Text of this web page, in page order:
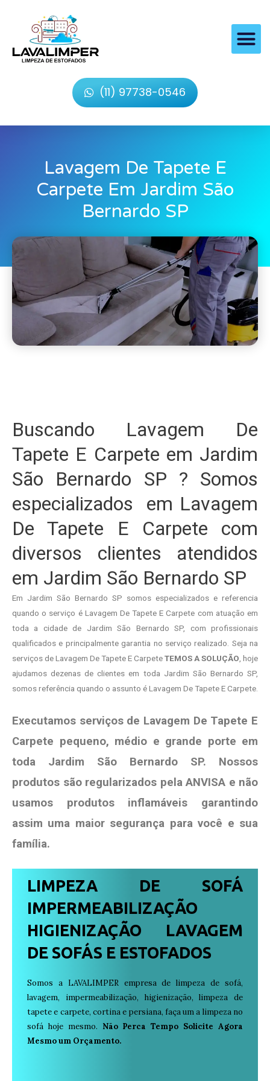
(11) 97738-0546
Lavagem De Tapete E
Carpete Em Jardim São
Bernardo SP
Buscando Lavagem De
Tapete E Carpete em Jardim
São Bernardo SP ? Somos
especializados em Lavagem
De Tapete E Carpete com
diversos clientes atendidos
em Jardim São Bernardo SP
Em Jardim São Bernardo SP somos especializados e referencia
quando o serviço é Lavagem De Tapete E Carpete com atuação em
toda a cidade de Jardim São Bernardo SP, com profissionais
qualificados e principalmente garantia no serviço realizado. Seja na
serviços de Lavagem De Tapete E CarpeteTEMOS A SOLUÇÃO , hoje
ajudamos dezenas de clientes em toda Jardim São Bernardo SP,
somos referência quando o assunto é Lavagem De Tapete E Carpete.
Executamos serviços de Lavagem De Tapete E
Carpete pequeno, médio e grande porte em
toda Jardim São Bernardo SP. Nossos
produtos são regularizados pela ANVISA e não
usamos produtos inflamáveis garantindo
assim uma maior segurança para você e sua
família.
LIMPEZA DE SOFÁ
IMPERMEABILIZAÇÃO
HIGIENIZAÇÃO LAVAGEM
DE SOFÁS E ESTOFADOS
Somos a LAVALIMPER empresa de limpeza de sofá,
lavagem, impermeabilização, higienização, limpeza de
tapete e carpete, cortina e persiana, faça um a limpeza no
sofá hoje mesmo. Não Perca Tempo Solicite Agora
Mesmo um Orçamento.